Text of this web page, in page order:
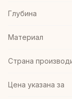
Глубина
Материал
Страна
Цена указана за